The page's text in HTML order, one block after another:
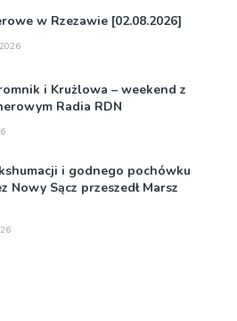
w Rzezawie [02.08.2026]
i Krużlowa – weekend z
Radia RDN
i godnego pochówku
Nowy Sącz przeszedł Marsz